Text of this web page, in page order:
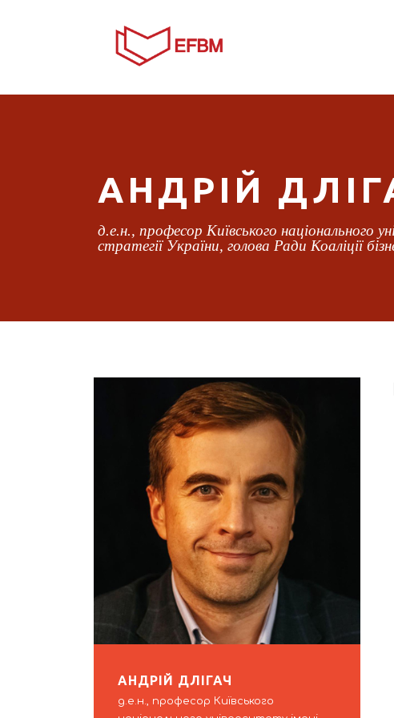
АНДРІЙ
д.е.н., професор Київського національного
стратегії України, голова Ради Коаліції
АНДРІЙ ДЛІГАЧ
д.е.н., професор Київського